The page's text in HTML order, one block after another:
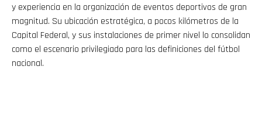
y experiencia en la organización de eventos deportivos de gran
magnitud. Su ubicación estratégica, a pocos kilómetros de la
Capital Federal, y sus instalaciones de primer nivel lo consolidan
como el escenario privilegiado para las definiciones del fútbol
nacional.